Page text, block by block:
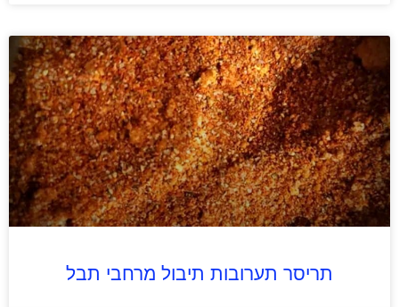
תריסר תערובות תיבול מרחבי תבל